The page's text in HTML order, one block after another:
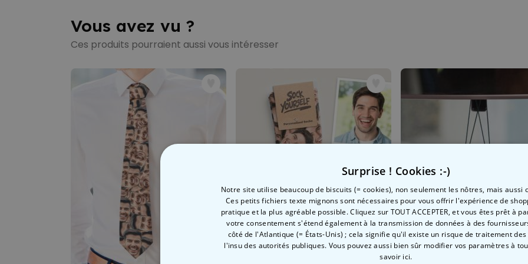
Vous avez vu ?
Ces produits pourraient aussi vous intéresser
Surprise ! Cookies :-)
Notre site utilise beaucoup de biscuits (= cookies), non seulement les nôtres, mais aussi
Ces petits fichiers texte mignons sont nécessaires pour vous offrir l'expérience de
pratique et la plus agréable possible. Cliquez sur TOUT ACCEPTER, et vous êtes prêt à
votre consentement s'étend également à la transmission de données à des
côté de l'Atlantique (= États-Unis) ; cela signifie qu'il existe un risque de traitement des
l'insu des autorités publiques. Vous pouvez aussi bien sûr modifier vos paramètres à
savoir ici.